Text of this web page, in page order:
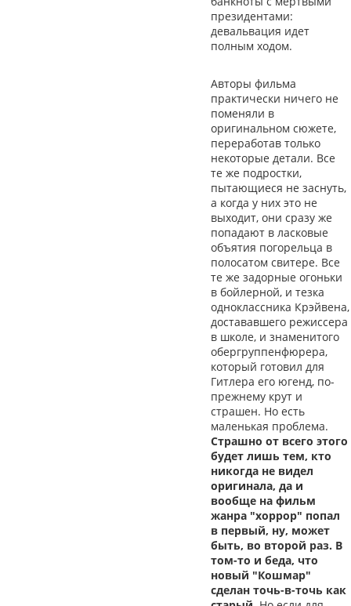
президентами:
девальвация идет
полным ходом.
Авторы фильма
практически ничего не
поменяли в
оригинальном сюжете,
переработав только
некоторые детали. Все
те же подростки,
пытающиеся не заснуть,
а когда у них это не
выходит, они сразу же
попадают в ласковые
объятия погорельца в
полосатом свитере. Все
те же задорные огоньки
в бойлерной, и тезка
одноклассника Крэйвена,
достававшего режиссера
в школе, и знаменитого
обергруппенфюрера,
который готовил для
Гитлера его югенд, по-
прежнему крут и
страшен. Но есть
маленькая проблема.
Страшно от всего этого
будет лишь тем, кто
никогда не видел
оригинала, да и
вообще на фильм
жанра "хоррор" попал
в первый, ну, может
быть, во второй раз. В
том-то и беда, что
новый "Кошмар"
сделан точь-в-точь как